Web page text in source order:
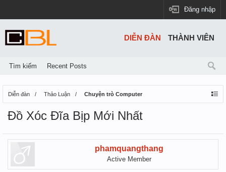
Đăng nhập
Diễn đàn Thảo Luận Chuyện trò Computer
Đồ Xóc Đĩa Bịp Mới Nhất
phamquangthang
Active Member
DIỄN ĐÀN
Tìm kiếm Recent Posts
THÀNH VIÊN